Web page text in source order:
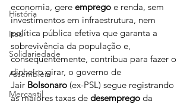
História
Itaú
Solidariedade
Assembleia
Mercantil
economia, gere emprego e renda, sem
investimentos em infraestrutura, nem
política pública efetiva que garanta a
sobrevivência da população e,
consequentemente, contribua para fazer o
dinheiro girar, o governo de
Jair Bolsonaro (ex-PSL) segue registrando
as maiores taxas de desemprego da